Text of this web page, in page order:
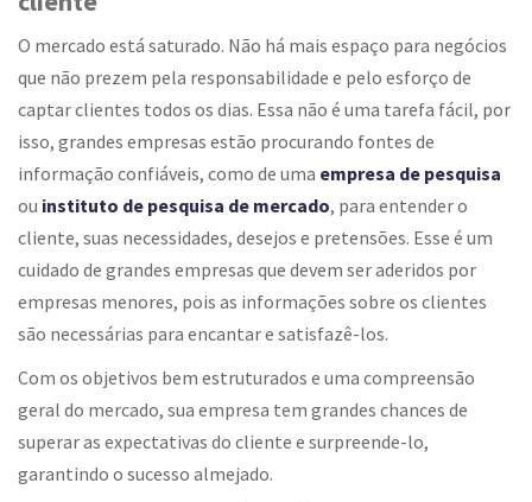
O mercado está saturado. Não há mais espaço para negócios
que não prezem pela responsabilidade e pelo esforço de
captar clientes todos os dias. Essa não é uma tarefa fácil, por
isso, grandes empresas estão procurando fontes de
informação confiáveis, como de uma empresa de pesquisa
ou instituto de pesquisa de mercado, para entender o
cliente, suas necessidades, desejos e pretensões. Esse é um
cuidado de grandes empresas que devem ser aderidos por
empresas menores, pois as informações sobre os clientes
são necessárias para encantar e satisfazê-los.
Com os objetivos bem estruturados e uma compreensão
geral do mercado, sua empresa tem grandes chances de
superar as expectativas do cliente e surpreende-lo,
garantindo o sucesso almejado.